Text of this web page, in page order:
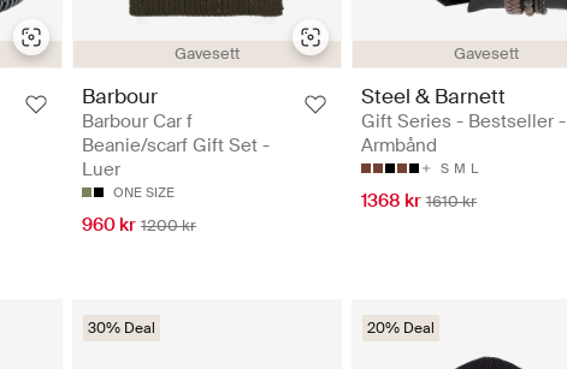
Gavesett
Barbour
Barbour Car f
Beanie/scarf Gift Set -
Luer
ONE SIZE
960 kr 1200 kr
Gavesett
Steel & Barnett
Gift Series - Bestseller -
Armbånd
S M L
1368 kr 1610 kr
30% Deal 20% Deal